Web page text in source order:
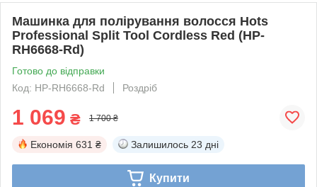
Машинка для полірування волосся Hots
Professional Split Tool Cordless Red (HP-
RH6668-Rd)
Готово до відправки
Код: HP-RH6668-Rd
Роздріб
1 069 ₴ 1 700 ₴
Економія 631 ₴ Залишилось 23 дні
Купити